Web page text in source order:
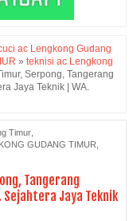
ac Lengkong Gudang
» teknisi ac Lengkong
Serpong, Tangerang
Jaya Teknik | WA.
Timur
GUDANG TIMUR
Tangerang
Jaya Teknik